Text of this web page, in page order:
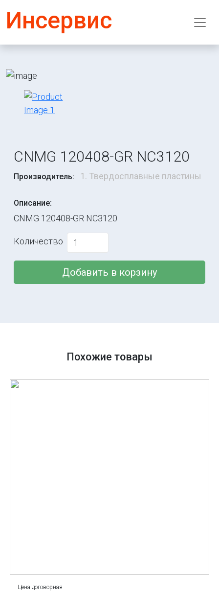
Инсервис
CNMG 120408-GR NC3120
Производитель: 1. Твердосплавные пластины
Описание:
CNMG 120408-GR NC3120
Количество
Добавить в корзину
Похожие товары
Цена договорная